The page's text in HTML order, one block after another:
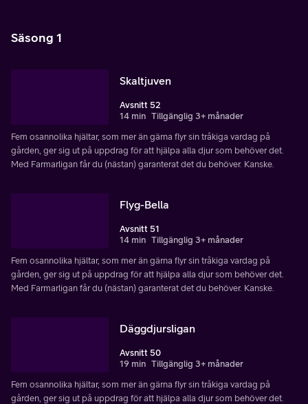
Säsong 1
Skaltjuven
Avsnitt 52
14 min Tillgänglig 3+ månader
Fem osannolika hjältar, som mer än gärna flyr sin tråkiga vardag på
gården, ger sig ut på uppdrag för att hjälpa alla djur som behöver det.
Med Farmarligan får du (nästan) garanterat det du behöver. Kanske.
Flyg-Bella
Avsnitt 51
14 min Tillgänglig 3+ månader
Fem osannolika hjältar, som mer än gärna flyr sin tråkiga vardag på
gården, ger sig ut på uppdrag för att hjälpa alla djur som behöver det.
Med Farmarligan får du (nästan) garanterat det du behöver. Kanske.
Däggdjursligan
Avsnitt 50
19 min Tillgänglig 3+ månader
Fem osannolika hjältar, som mer än gärna flyr sin tråkiga vardag på
gården, ger sig ut på uppdrag för att hjälpa alla djur som behöver det.